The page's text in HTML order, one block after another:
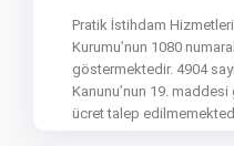
Pratik İstihdam
Kurumu’nun 1080
göstermektedir. 4904
Kanunu’nun 19.
ücret talep